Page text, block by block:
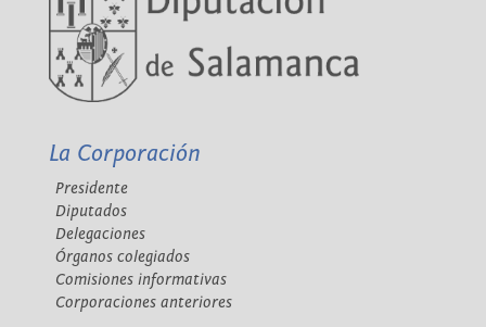
La Corporación
Presidente
Diputados
Delegaciones
Órganos colegiados
Comisiones informativas
Corporaciones anteriores